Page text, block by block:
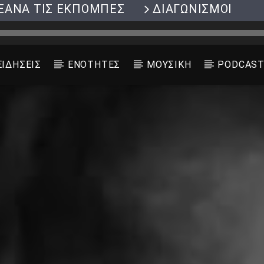
ΤΙΣ ΕΚΠΟΜΠΕΣ ΔΙΑΓΩΝΙΣΜΟΙ
ΕΝΟΤΗΤΕΣ ΜΟΥΣΙΚΗ